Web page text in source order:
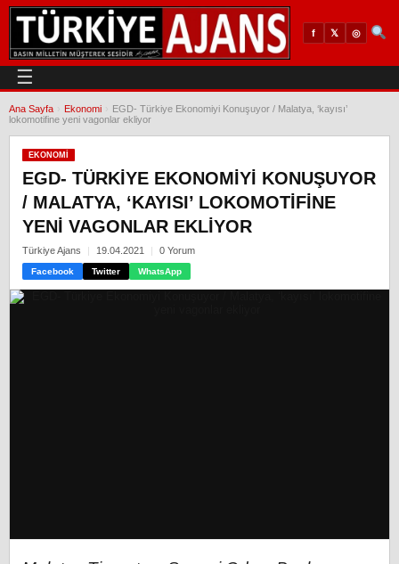
f 𝕏 ◎
☰
Ana Sayfa Ekonomi
EGD- Türkiye Ekonomiyi Konuşuyor / Malatya, ‘kayısı’
lokomotifine yeni vagonlar ekliyor
EKONOMI
EGD- TÜRKIYE EKONOMIYI KONUŞUYOR
/ MALATYA, ‘KAYISI’ LOKOMOTIFINE
YENI VAGONLAR EKLIYOR
Türkiye Ajans 19.04.2021 0 Yorum
Facebook Twitter WhatsApp